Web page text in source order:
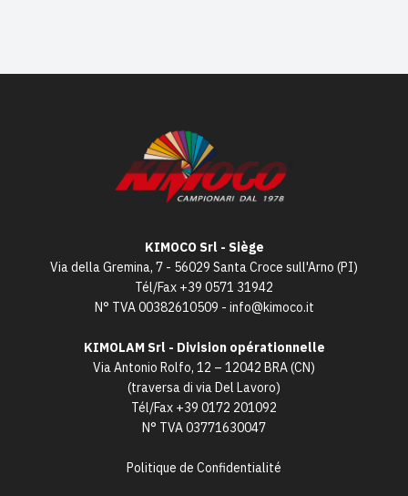
KIMOCO Srl - Siège
Via della Gremina, 7 - 56029 Santa Croce sull'Arno (PI)
Tél/Fax +39 0571 31942
N° TVA 00382610509 - info@kimoco.it
KIMOLAM Srl - Division opérationnelle
Via Antonio Rolfo, 12 – 12042 BRA (CN)
(traversa di via Del Lavoro)
Tél/Fax +39 0172 201092
N° TVA 03771630047
Politique de Confidentialité